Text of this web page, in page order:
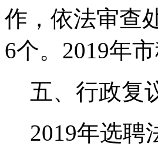
作，依法审查
6个。 2019年
五、行政复
2019年选聘